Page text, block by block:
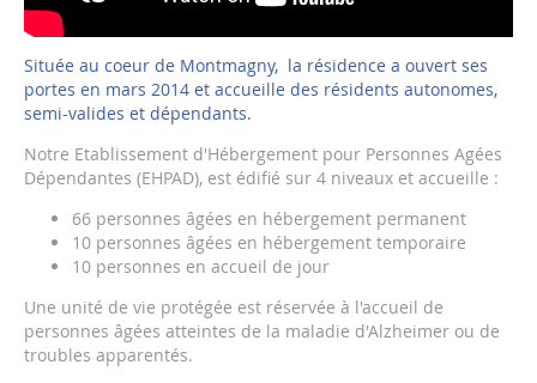
Située au coeur de Montmagny, la résidence a ouvert ses
portes en mars 2014 et accueille des résidents autonomes,
semi-valides et dépendants.
Notre Etablissement d'Hébergement pour Personnes Agées
Dépendantes (EHPAD), est édifié sur 4 niveaux et accueille :
66 personnes âgées en hébergement permanent
10 personnes âgées en hébergement temporaire
10 personnes en accueil de jour
Une unité de vie protégée est réservée à l'accueil de
personnes âgées atteintes de la maladie d'Alzheimer ou de
troubles apparentés.